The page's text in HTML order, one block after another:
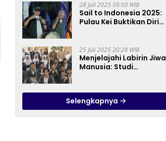
28 Juli 2025 09:50 WIB
Sail to Indonesia 2025:
Pulau Kei Buktikan Diri
25 Juli 2025 20:28 WIB
Menjelajahi Labirin Jiwa
Manusia: Studi
Pandanaran di RSJ
Grhasia
Selengkapnya